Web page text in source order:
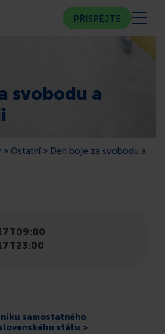
PŘISPĚJTE
svobodu a
» Ostatní » Den boje za svobodu a
samostatného
státu >